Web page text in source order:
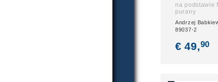
na podstawie
purany
Andrzej
89037-2
€ 49,90